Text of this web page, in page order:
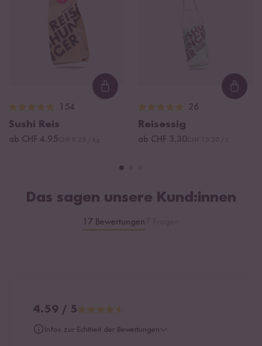
Loading...
154
Sushi Reis
ab CHF 4.95
26
Reisessig
ab CHF 3.30
Das sagen unsere Kund:innen
17 Bewertungen
4.59 / 5
Infos zur Echtheit der Bewertungen